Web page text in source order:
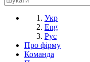
Укр
Eng
Рус
Про фірму
Команда